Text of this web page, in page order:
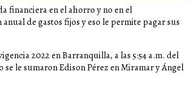
financiera en el ahorro y no en el
de gastos fijos y eso le permite pagar sus
2022 en Barranquilla, a las 5:54 a.m. del
le sumaron Edison Pérez en Miramar y Ángel